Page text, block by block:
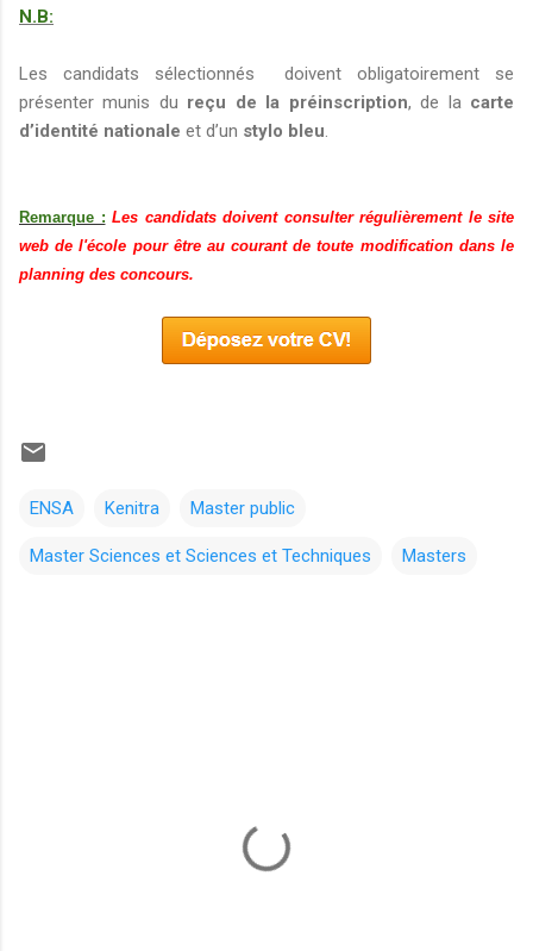
N.B:
Les candidats sélectionnés doivent obligatoirement se
présenter munis du reçu de la préinscription, de la carte
d’identité nationale et d’un stylo bleu
Remarque : Les candidats doivent consulter régulièrement le site
web de l'école pour être au courant de toute modification dans le
planning des concours.
ENSA Kenitra Master public
Master Sciences et Sciences et Techniques Masters